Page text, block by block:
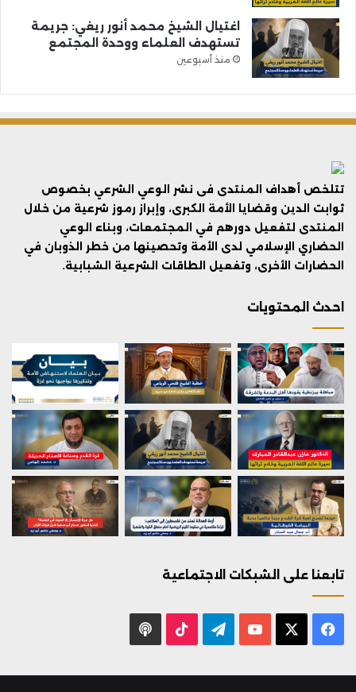
اغتيال الشيخ محمد أنور ريغي: جريمة
تستهدف العلماء ووحدة المجتمع
منذ أسبوعين
تتلخص أهداف المنتدى فى نشر الوعي الشرعي بخصوص
ثوابت الدين وقضايا الأمة الكبرى، وإبراز رموز شرعية من خلال
المنتدى لتفعيل دورهم في المجتمعات، وبناء الوعي
الحضاري الإسلامي لدى الأمة وتحصينها من خطر الذوبان في
الحضارات الأخرى، وتفعيل الطاقات الشرعية الشبابية.
احدث المحتويات
تابعنا على الشبكات الاجتماعية
فيسبوك يوتيوب تيلقرام ‫TikTok